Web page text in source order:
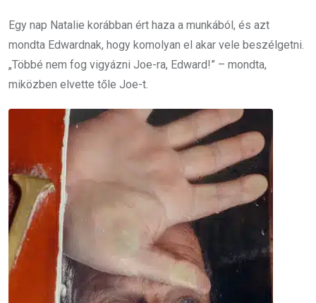
Egy nap Natalie korábban ért haza a munkából, és azt
mondta Edwardnak, hogy komolyan el akar vele beszélgetni.
„Többé nem fog vigyázni Joe-ra, Edward!” – mondta,
miközben elvette tőle Joe-t.